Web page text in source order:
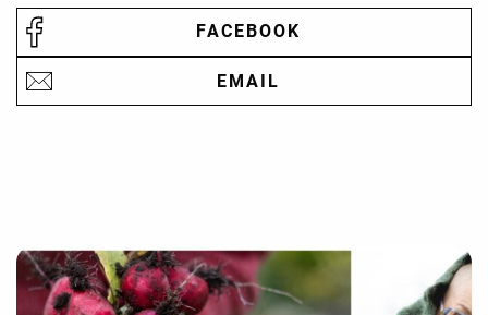
FACEBOOK
EMAIL